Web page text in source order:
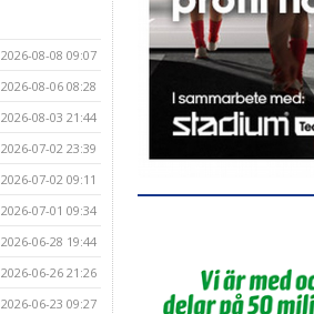
2026-08-08 09:07
2026-08-06 08:28
2026-08-03 21:44
2026-07-02 23:39
2026-07-02 09:11
2026-07-01 09:34
2026-06-28 19:44
2026-06-26 21:26
2026-06-23 09:27